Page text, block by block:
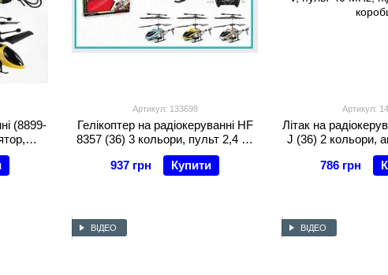
(8899-
Артикул: 133698
Гелікоптер на радіокеруванні HF
8357 (36) 3 кольори, пульт 2,4 G,
вбудований аккумулятор,
гіроскоп, підсвічування, у коробці,
937 грн Купити
Артикул:
Літак на
J (36) 2 кольори,
V, пульт 40 MHz,
786 грн
ВІДЕО ВІДЕО